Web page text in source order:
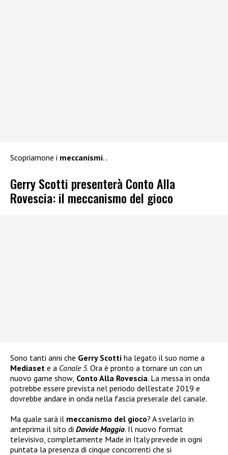
Scopriamone i meccanismi…
Gerry Scotti presenterà Conto Alla
Rovescia: il meccanismo del gioco
Sono tanti anni che Gerry Scotti ha legato il suo nome a
Mediaset e a Canale 5. Ora è pronto a tornare un con un
nuovo game show, Conto Alla Rovescia. La messa in onda
potrebbe essere prevista nel periodo dell’estate 2019 e
dovrebbe andare in onda nella fascia preserale del canale.
Ma quale sarà il meccanismo del gioco? A svelarlo in
anteprima il sito di Davide Maggio. Il nuovo format
televisivo, completamente Made in Italy prevede in ogni
puntata la presenza di cinque concorrenti che si